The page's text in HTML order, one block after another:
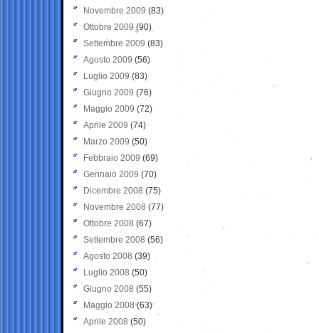
Novembre 2009 (83)
Ottobre 2009 (90)
Settembre 2009 (83)
Agosto 2009 (56)
Luglio 2009 (83)
Giugno 2009 (76)
Maggio 2009 (72)
Aprile 2009 (74)
Marzo 2009 (50)
Febbraio 2009 (69)
Gennaio 2009 (70)
Dicembre 2008 (75)
Novembre 2008 (77)
Ottobre 2008 (67)
Settembre 2008 (56)
Agosto 2008 (39)
Luglio 2008 (50)
Giugno 2008 (55)
Maggio 2008(63)
Aprile 2008 (50)